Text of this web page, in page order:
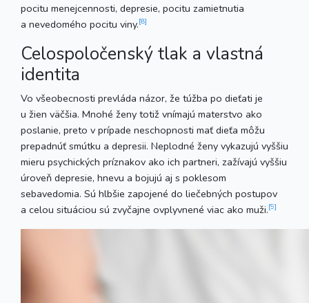
pocitu menejcennosti, depresie, pocitu zamietnutia
a nevedomého pocitu viny.[8]
Celospoločenský tlak a vlastná
identita
Vo všeobecnosti prevláda názor, že túžba po dieťati je
u žien väčšia. Mnohé ženy totiž vnímajú materstvo ako
poslanie, preto v prípade neschopnosti mať dieťa môžu
prepadnúť smútku a depresii. Neplodné ženy vykazujú vyššiu
mieru psychických príznakov ako ich partneri, zažívajú vyššiu
úroveň depresie, hnevu a bojujú aj s poklesom
sebavedomia. Sú hlbšie zapojené do liečebných postupov
a celou situáciou sú zvyčajne ovplyvnené viac ako muži.[9]